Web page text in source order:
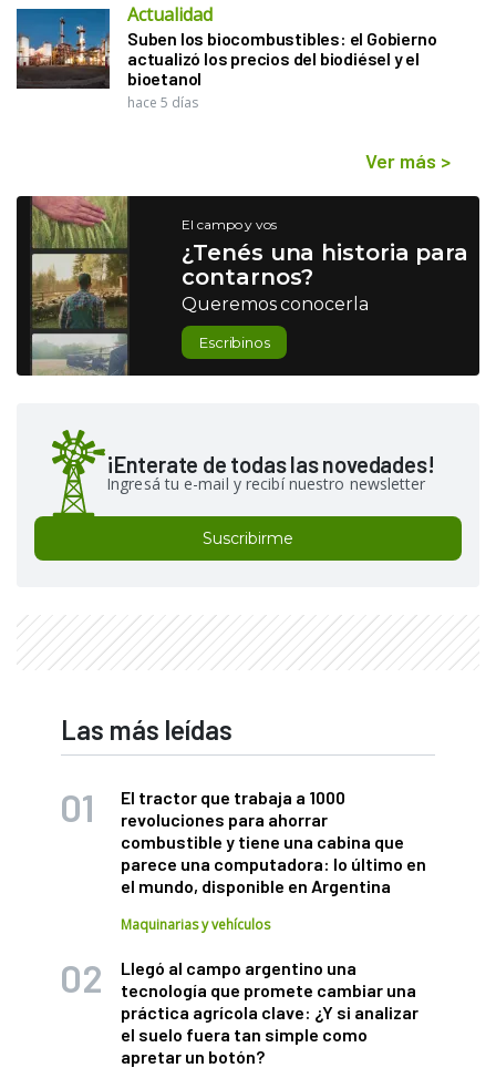
Actualidad
Suben los biocombustibles: el Gobierno
actualizó los precios del biodiésel y el
bioetanol
hace 5 días
Ver más >
El campo y vos
¿Tenés una historia para
contarnos?
Queremos conocerla
Escribinos
¡Enterate de todas las novedades!
Ingresá tu e-mail y recibí nuestro newsletter
Suscribirme
Las más leídas
El tractor que trabaja a 1000
revoluciones para ahorrar
combustible y tiene una cabina que
parece una computadora: lo último en
el mundo, disponible en Argentina
Maquinarias y vehículos
Llegó al campo argentino una
tecnología que promete cambiar una
práctica agrícola clave: ¿Y si analizar
el suelo fuera tan simple como
apretar un botón?